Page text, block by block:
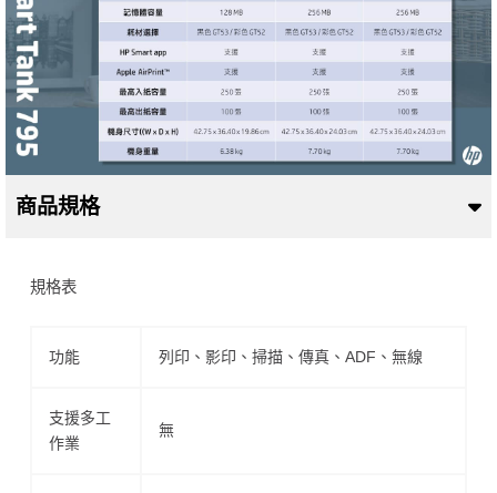
商品規格
規格表
功能 列印、影印、掃描、傳真、ADF、無線
支援多工
作業
無